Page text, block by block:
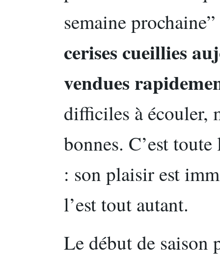
semaine
cerises cueillies
vendues
difficiles à écouler,
bonnes. C’est
: son plaisir est
l’est tout autant.
Le début de saison